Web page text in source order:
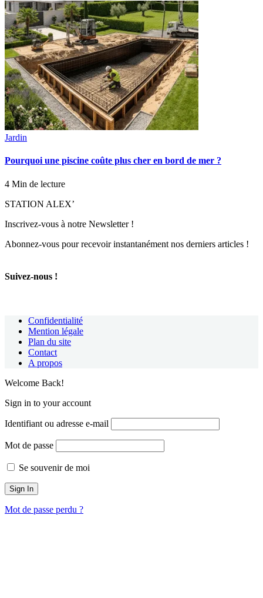
Jardin
Pourquoi une piscine coûte plus cher en bord de mer ?
4 Min de lecture
STATION ALEX’
Inscrivez-vous à notre Newsletter !
Abonnez-vous pour recevoir instantanément nos derniers articles !
Suivez-nous !
Confidentialité
Mention légale
Plan du site
Contact
A propos
Welcome Back!
Sign in to your account
Identifiant ou adresse e-mail
Mot de passe
Se souvenir de moi
Mot de passe perdu ?